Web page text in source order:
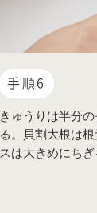
手順6
きゅうりは半分
る。貝割大根は
スは大きめにちぎ